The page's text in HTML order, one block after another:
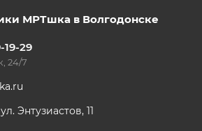
МРТшка в Волгодонске
19-29
24/7
Энтузиастов, 11